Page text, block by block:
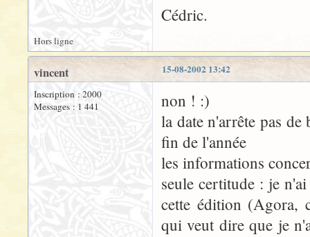
Cédric.
Hors ligne
15-08-2002 13:42
vincent
Inscription : 2000
Messages : 1 441
non ! :)
la date n'arrête pas
fin de l'année
les informations
seule certitude : je
cette édition (Agora,
qui veut dire que je